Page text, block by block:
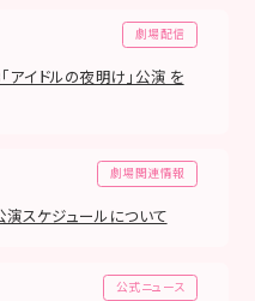
劇場配信
アイドルの夜明け」公演 を
劇場関連情報
スケジュールについて
公式ニュース